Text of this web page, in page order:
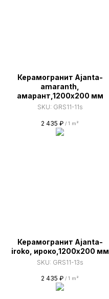
Керамогранит Ajanta-
amaranth,
амарант,1200х200 мм
SKU: GRS11-11s
2 435 ₽ / 1 m²
Керамогранит Ajanta-
iroko, ироко,1200х200 мм
SKU: GRS11-13s
2 435 ₽ / 1 m²